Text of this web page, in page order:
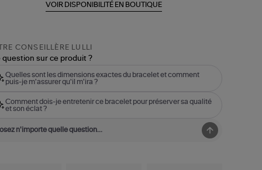
VOIR DISPONIBILITÉ EN BOUTIQUE
CONSEILLÈRE LULLI
question sur ce produit ?
Quelles sont les dimensions exactes du bracelet et comment
puis-je m'assurer qu'il m'ira ?
Comment dois-je entretenir ce bracelet pour préserver sa qualité
et son éclat ?